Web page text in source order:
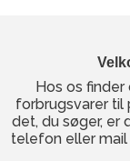
Hos os
forbrugsvarer til
det, du søger, er
telefon eller